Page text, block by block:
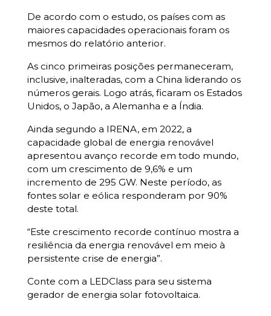
De acordo com o estudo, os países com as
maiores capacidades operacionais foram os
mesmos do relatório anterior.
As cinco primeiras posições permaneceram,
inclusive, inalteradas, com a China liderando os
números gerais. Logo atrás, ficaram os Estados
Unidos, o Japão, a Alemanha e a Índia.
Ainda segundo a IRENA, em 2022, a
capacidade global de energia renovável
apresentou avanço recorde em todo mundo,
com um crescimento de 9,6% e um
incremento de 295 GW. Neste período, as
fontes solar e eólica responderam por 90%
deste total.
“Este crescimento recorde contínuo mostra a
resiliência da energia renovável em meio à
persistente crise de energia”.
Conte com a LEDClass para seu sistema
gerador de energia solar fotovoltaica.